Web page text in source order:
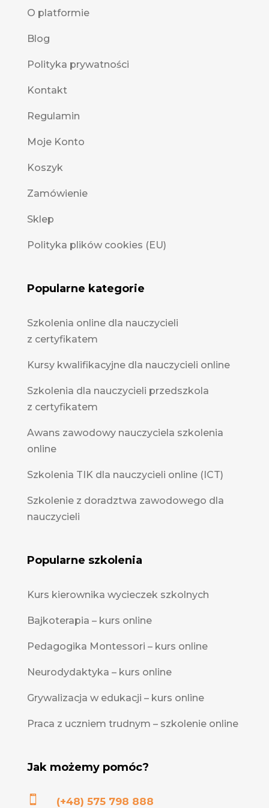
O platformie
Blog
Polityka prywatności
Kontakt
Regulamin
Moje Konto
Koszyk
Zamówienie
Sklep
Polityka plików cookies (EU)
Popularne kategorie
Szkolenia online dla nauczycieli
z certyfikatem
Kursy kwalifikacyjne dla nauczycieli online
Szkolenia dla nauczycieli przedszkola
z certyfikatem
Awans zawodowy nauczyciela szkolenia
online
Szkolenia TIK dla nauczycieli online (ICT)
Szkolenie z doradztwa zawodowego dla
nauczycieli
Popularne szkolenia
Kurs kierownika wycieczek szkolnych
Bajkoterapia – kurs online
Pedagogika Montessori – kurs online
Neurodydaktyka – kurs online
Grywalizacja w edukacji – kurs online
Praca z uczniem trudnym – szkolenie online
Jak możemy pomóc?
 (+48) 575 798 888